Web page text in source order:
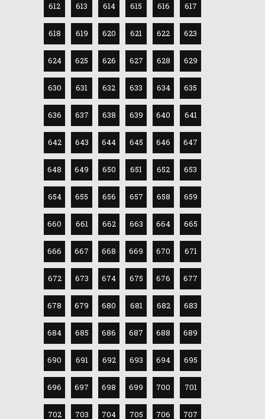
612 613 614 615 616 617
618 619 620 621 622 623
624 625 626 627 628 629
630 631 632 633 634 635
636 637 638 639 640 641
642 643 644 645 646 647
648 649 650 651 652 653
654 655 656 657 658 659
660 661 662 663 664 665
666 667 668 669 670 671
672 673 674 675 676 677
678 679 680 681 682 683
684 685 686 687 688 689
690 691 692 693 694 695
696 697 698 699 700 701
702 703 704 705 706 707